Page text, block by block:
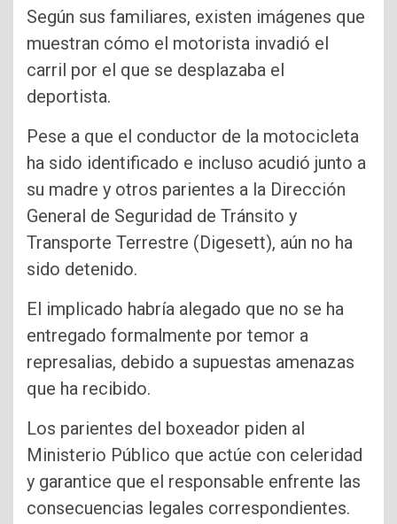
Según sus familiares, existen imágenes que
muestran cómo el motorista invadió el
carril por el que se desplazaba el
deportista.
Pese a que el conductor de la motocicleta
ha sido identificado e incluso acudió junto a
su madre y otros parientes a la Dirección
General de Seguridad de Tránsito y
Transporte Terrestre (Digesett), aún no ha
sido detenido.
El implicado habría alegado que no se ha
entregado formalmente por temor a
represalias, debido a supuestas amenazas
que ha recibido.
Los parientes del boxeador piden al
Ministerio Público que actúe con celeridad
y garantice que el responsable enfrente las
consecuencias legales correspondientes.